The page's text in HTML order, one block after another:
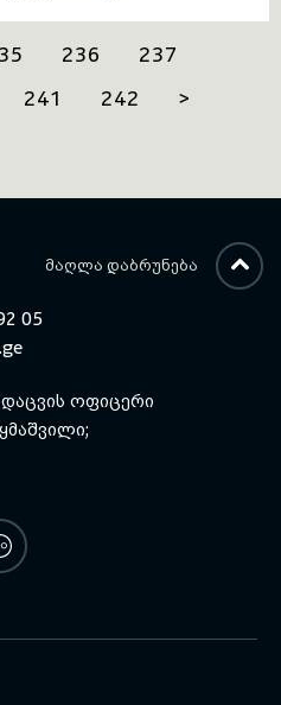
ქვეყნის
236
237
241 242
>
05
ოფიცერი
ᲛᲐᲦᲚᲐ ᲓᲐᲑᲠᲣᲜᲔᲑᲐ